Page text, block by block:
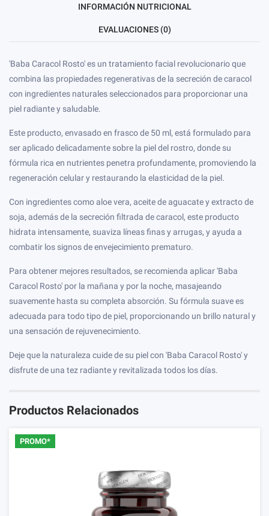
INFORMACIÓN NUTRICIONAL
EVALUACIONES (0)
'Baba Caracol Rosto' es un tratamiento facial revolucionario que
combina las propiedades regenerativas de la secreción de caracol
con ingredientes naturales seleccionados para proporcionar una
piel radiante y saludable.
Este producto, envasado en frasco de 50 ml, está formulado para
ser aplicado delicadamente sobre la piel del rostro, donde su
fórmula rica en nutrientes penetra profundamente, promoviendo la
regeneración celular y restaurando la elasticidad de la piel.
Con ingredientes como aloe vera, aceite de aguacate y extracto de
soja, además de la secreción filtrada de caracol, este producto
hidrata intensamente, suaviza líneas finas y arrugas, y ayuda a
combatir los signos de envejecimiento prematuro.
Para obtener mejores resultados, se recomienda aplicar 'Baba
Caracol Rosto' por la mañana y por la noche, masajeando
suavemente hasta su completa absorción. Su fórmula suave es
adecuada para todo tipo de piel, proporcionando un brillo natural y
una sensación de rejuvenecimiento.
Deje que la naturaleza cuide de su piel con 'Baba Caracol Rosto' y
disfrute de una tez radiante y revitalizada todos los días.
Productos Relacionados
PROMO*